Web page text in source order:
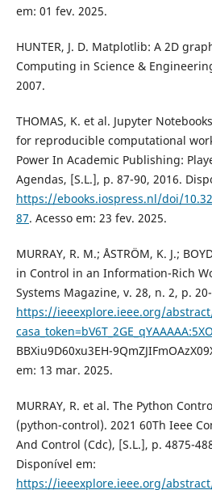
em: 01 fev. 2025.
HUNTER, J. D. Matplotlib: A 2D
Computing in Science &
2007.
THOMAS, K. et al. Jupyter
for reproducible computational
Power In Academic Publishing:
Agendas, [S.L.], p. 87-90, 2016.
https://ebooks.iospress.nl/doi/
87. Acesso em: 23 fev. 2025.
MURRAY, R. M.; ÅSTRÖM, K. J.;
in Control in an Information-Rich
Systems Magazine, v. 28, n. 2, p.
https://ieeexplore.ieee.org/
BBXiu9D60xu3EH-
em: 13 mar. 2025.
MURRAY, R. et al. The Python
(python-control). 2021 60Th Ieee
And Control (Cdc), [S.L.], p. 4875-
Disponível em:
https://ieeexplore.ieee.org/